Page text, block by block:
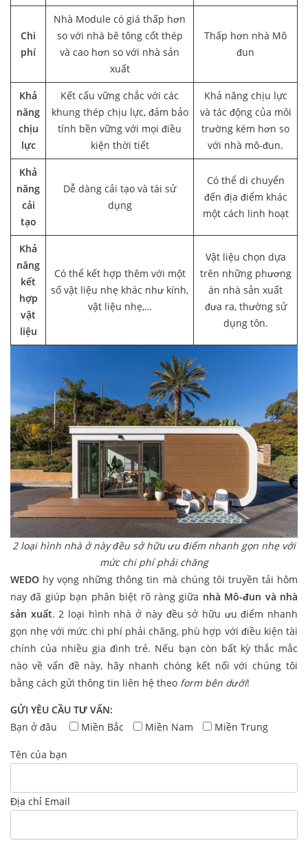
Chi
phí
Nhà Module có giá thấp hơn
so với nhà bê tông cốt thép
và cao hơn so với nhà sản
xuất
Thấp hơn nhà Mô
đun
Khả
năng
chịu
lực
Kết cấu vững chắc với các
khung thép chịu lực, đảm bảo
tính bền vững với mọi điều
kiện thời tiết
Khả năng chịu lực
và tác động của môi
trường kém hơn so
với nhà mô-đun.
Khả
năng
cải
tạo
Dễ dàng cải tạo và tái sử
dụng
Có thể di chuyển
đến địa điểm khác
một cách linh hoạt
Khả
năng
kết
hợp
vật
liệu
Có thể kết hợp thêm với một
số vật liệu nhẹ khác như kính,
vật liệu nhẹ,…
Vật liệu chọn dựa
trên những phương
án nhà sản xuất
đưa ra, thường sử
dụng tôn.
2 loại hình nhà ở này đều sở hữu ưu điểm nhanh gọn nhẹ với
mức chi phí phải chăng
WEDO hy vọng những thông tin mà chúng tôi truyền tải hôm
nay đã giúp bạn phân biệt rõ ràng giữa nhà Mô-đun và nhà
sản xuất. 2 loại hình nhà ở này đều sở hữu ưu điểm nhanh
gọn nhẹ với mức chi phí phải chăng, phù hợp với điều kiện tài
chính của nhiều gia đình trẻ. Nếu bạn còn bất kỳ thắc mắc
nào về vấn đề này, hãy nhanh chóng kết nối với chúng tôi
bằng cách gửi thông tin liên hệ theo form bên dưới!
GỬI YÊU CẦU TƯ VẤN:
Bạn ở đâu
Miền Bắc Miền Nam Miền Trung
Tên của bạn
Địa chỉ Email